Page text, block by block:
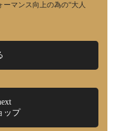
ーマンス向上の為の“大人
ップ